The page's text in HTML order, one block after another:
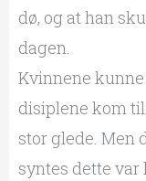
dø, og at han
dagen.
Kvinnene
disiplene kom
stor glede. Men
syntes dette var